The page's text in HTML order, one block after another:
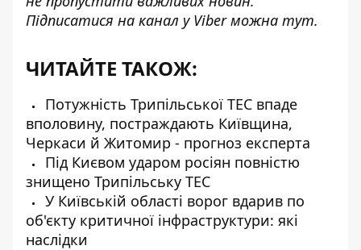
Підписатися на канал у Viber можна тут.
ЧИТАЙТЕ ТАКОЖ:
Потужність Трипільської ТЕС впаде
вполовину, постраждають Київщина,
Черкаси й Житомир - прогноз експерта
Під Києвом ударом росіян повністю
знищено Трипільську ТЕС
У Київській області ворог вдарив по
об'єкту критичної інфраструктури: які
наслідки